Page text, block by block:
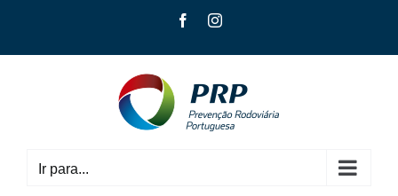
content
FacebookInstagram
Ir para...